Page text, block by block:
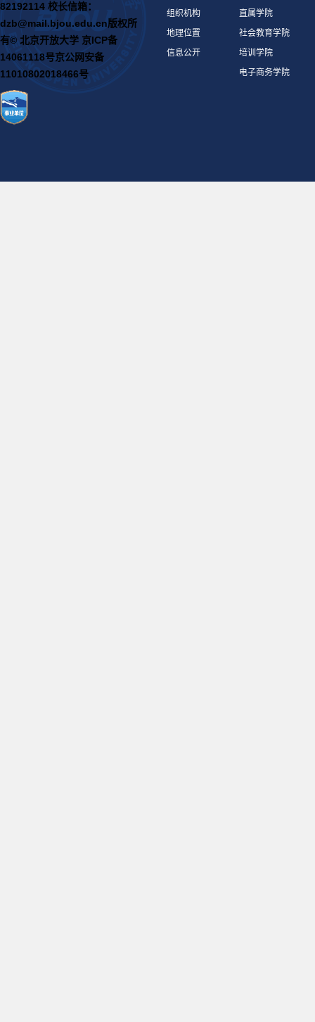
82192114 校长信箱：
dzb@mail.bjou.edu.cn版权所
有© 北京开放大学 京ICP备
14061118号京公网安备
11010802018466号
组织机构
地理位置
信息公开
直属学院
社会教育学院
培训学院
电子商务学院